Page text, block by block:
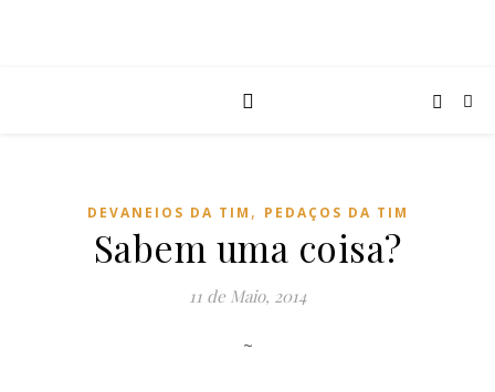
DEVANEIOS DA TIM , PEDAÇOS DA TIM
Sabem uma coisa?
11 de Maio, 2014
~